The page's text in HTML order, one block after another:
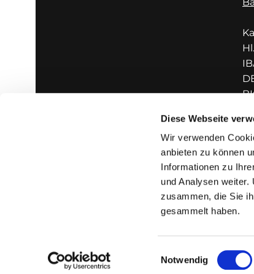
Diese Webseite
Wir verwenden
anbieten zu können
Informationen zu
und Analysen
zusammen, die Sie
gesammelt haben.
Einwilligungsauswahl
Notwendig